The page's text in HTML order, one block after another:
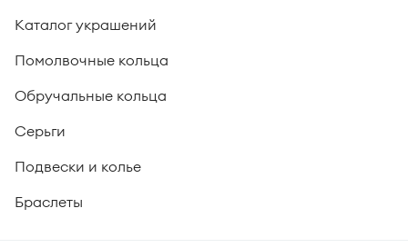
Каталог украшений
Помолвочные кольца
Обручальные кольца
Серьги
Подвески и колье
Браслеты